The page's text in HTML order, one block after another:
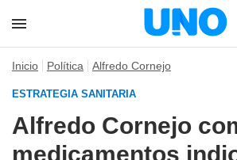
Inicio Política Alfredo Cornejo
ESTRATEGIA SANITARIA
Alfredo Cornejo
medicamentos